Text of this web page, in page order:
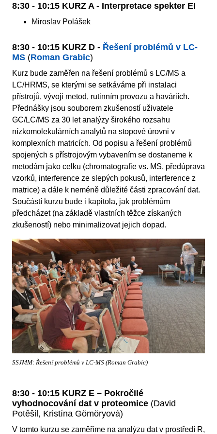
8:30 - 10:15 KURZ A - Interpretace spekter EI
Miroslav Polášek
8:30 - 10:15 KURZ D - Řešení problémů v LC-
MS (Roman Grabic)
Kurz bude zaměřen na řešení problémů s LC/MS a
LC/HRMS, se kterými se setkáváme při instalaci
přístrojů, vývoji metod, rutinním provozu a haváriích.
Přednášky jsou souborem zkušeností uživatele
GC/LC/MS za 30 let analýzy širokého rozsahu
nízkomolekulárních analytů na stopové úrovni v
komplexních matricích. Od popisu a řešení problémů
spojených s přístrojovým vybavením se dostaneme k
metodám jako celku (chromatografie vs. MS, předúprava
vzorků, interference ze slepých pokusů, interference z
matrice) a dále k neméně důležité části zpracování dat.
Součástí kurzu bude i kapitola, jak problémům
předcházet (na základě vlastních těžce získaných
zkušeností) nebo minimalizovat jejich dopad.
SSJMM: Řešení problémů v LC-MS (Roman Grabic)
8:30 - 10:15 KURZ E – Pokročilé
vyhodnocování dat v proteomice (David
Potěšil, Kristína Gömöryová)
V tomto kurzu se zaměříme na analýzu dat v prostředí R,